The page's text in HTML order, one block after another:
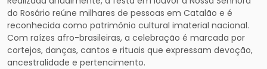
do Rosário reúne milhares de pessoas em Catalão e é
reconhecida como patrimônio cultural imaterial nacional.
Com raízes afro-brasileiras, a celebração é marcada por
cortejos, danças, cantos e rituais que expressam devoção,
ancestralidade e pertencimento.